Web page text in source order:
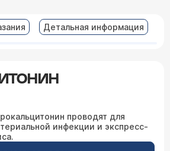
Детальная информация
проводят для
инфекции и экспресс-